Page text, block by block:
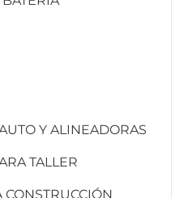
Y ALINEADORAS
TALLER
CONSTRUCCIÓN